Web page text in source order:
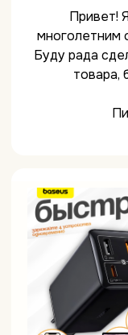
Привет!
многолетним
Буду рада
товара,